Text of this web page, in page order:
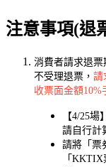
注意事項(退
消費者請求退票
不受理退票， 請
收票面金額10%
【4/25
請自行計
請將「票
「